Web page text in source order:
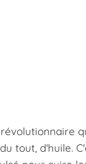
tout, d'huile.